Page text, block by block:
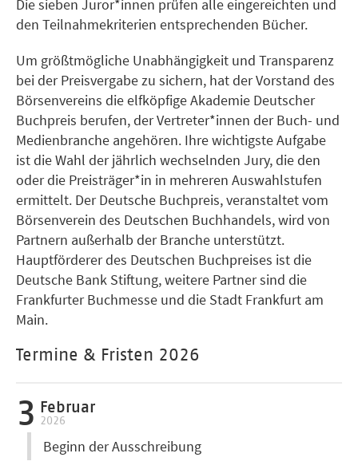
Die sieben Juror*innen prüfen alle eingereichten und
den Teilnahmekriterien entsprechenden Bücher.
Um größtmögliche Unabhängigkeit und Transparenz
bei der Preisvergabe zu sichern, hat der Vorstand des
Börsenvereins die elfköpfige Akademie Deutscher
Buchpreis berufen, der Vertreter*innen der Buch- und
Medienbranche angehören. Ihre wichtigste Aufgabe
ist die Wahl der jährlich wechselnden Jury, die den
oder die Preisträger*in in mehreren Auswahlstufen
ermittelt. Der Deutsche Buchpreis, veranstaltet vom
Börsenverein des Deutschen Buchhandels, wird von
Partnern außerhalb der Branche unterstützt.
Hauptförderer des Deutschen Buchpreises ist die
Deutsche Bank Stiftung, weitere Partner sind die
Frankfurter Buchmesse und die Stadt Frankfurt am
Main.
Termine & Fristen 2026
3 Februar
2026
Beginn der Ausschreibung